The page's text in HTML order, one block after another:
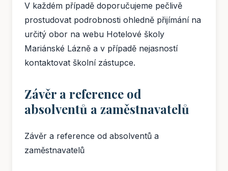
V každém případě doporučujeme pečlivě
prostudovat podrobnosti ohledně přijímání na
určitý obor na webu Hotelové školy
Mariánské Lázně a v případě nejasností
kontaktovat školní zástupce.
Závěr a reference od
absolventů a zaměstnavatelů
Závěr a reference od absolventů a
zaměstnavatelů